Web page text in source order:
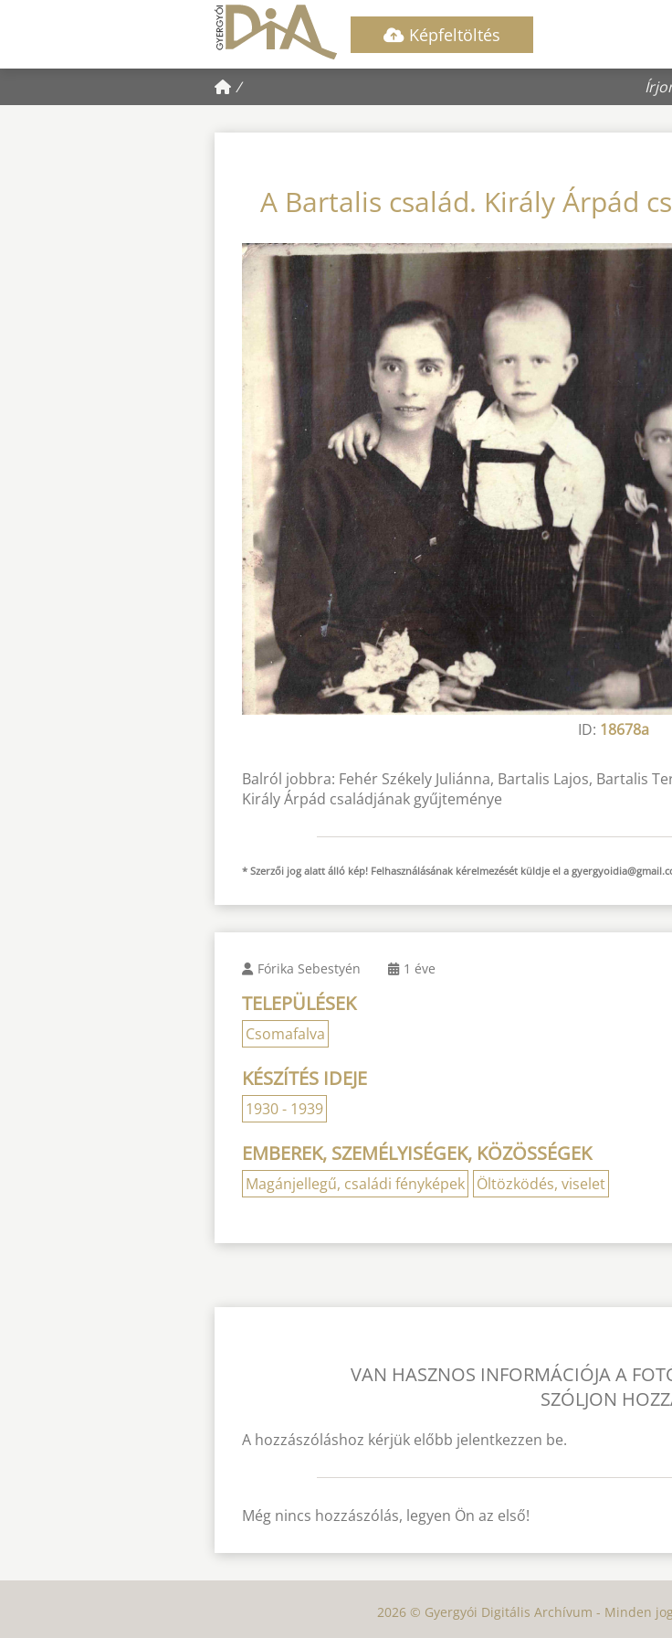
Képfeltöltés
/
A Bartalis család. Király Árpád
ID: 18678a
Balról jobbra: Fehér Székely Juliánna, Bartalis Lajos, Bartalis
Király Árpád családjának gyűjteménye
* Szerzői jog alatt álló kép! Felhasználásának kérelmezését küldje el a
Fórika Sebestyén 1 éve
TELEPÜLÉSEK
Csomafalva
KÉSZÍTÉS IDEJE
1930 - 1939
EMBEREK, SZEMÉLYISÉGEK, KÖZÖSSÉGEK
Magánjellegű, családi fényképek Öltözködés, viselet
VAN HASZNOS INFORMÁCIÓJA A
SZÓLJON
A hozzászóláshoz kérjük előbb jelentkezzen be.
Még nincs hozzászólás, legyen Ön az első!
2026 © Gyergyói Digitális Archívum - Minden